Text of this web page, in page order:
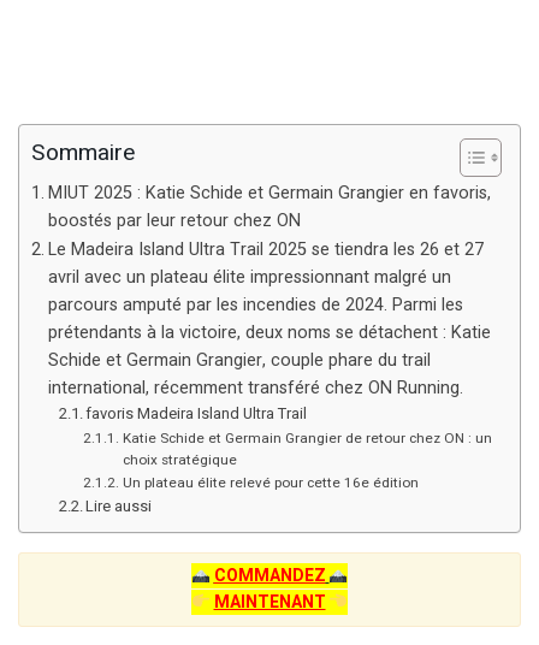
Sommaire
MIUT 2025 : Katie Schide et Germain Grangier en favoris,
boostés par leur retour chez ON
Le Madeira Island Ultra Trail 2025 se tiendra les 26 et 27
avril avec un plateau élite impressionnant malgré un
parcours amputé par les incendies de 2024. Parmi les
prétendants à la victoire, deux noms se détachent : Katie
Schide et Germain Grangier, couple phare du trail
international, récemment transféré chez ON Running.
favoris Madeira Island Ultra Trail
Katie Schide et Germain Grangier de retour chez ON : un
choix stratégique
Un plateau élite relevé pour cette 16e édition
Lire aussi
COMMANDEZ
MAINTENANT